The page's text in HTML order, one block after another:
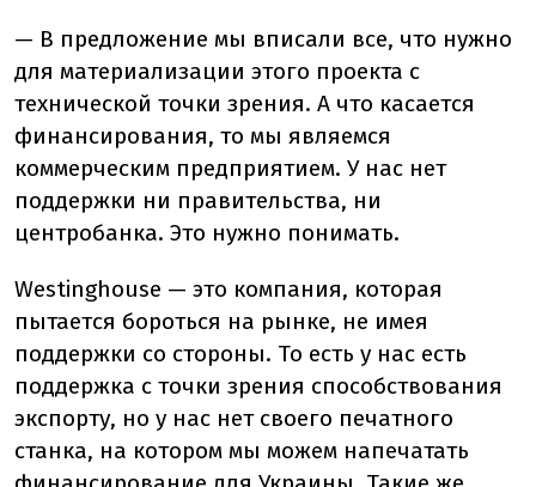
— В предложение мы вписали все, что нужно
для материализации этого проекта с
технической точки зрения. А что касается
финансирования, то мы являемся
коммерческим предприятием. У нас нет
поддержки ни правительства, ни
центробанка. Это нужно понимать.
Westinghouse — это компания, которая
пытается бороться на рынке, не имея
поддержки со стороны. То есть у нас есть
поддержка с точки зрения способствования
экспорту, но у нас нет своего печатного
станка, на котором мы можем напечатать